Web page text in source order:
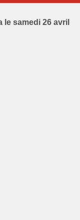
le samedi 26 avril